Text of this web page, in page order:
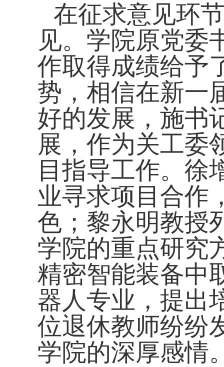
在征求意见环
见。学院原党委
作取得成绩给予
势，相信在新一
好的发展，施书
展，作为关工委
目指导工作。徐
业寻求项目合作
色；黎永明教授
学院的重点研究
精密智能装备中
器人专业，提出
位退休教师纷纷
学院的深厚感情